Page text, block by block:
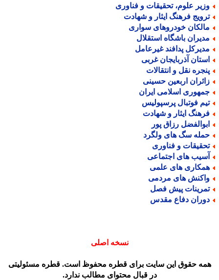
علوم، تحقیقات و فناوری
فرهنگ ایثار و شهادت
خودروهای سواری
باشگاه استقلال
پدافند غیرعامل
آذربایجان غربی
نقل و انتقالات
اربعین حسینی
اسلامی ایران
فوتبال پرسپولیس
ایثار و شهادت
رزاق پور
سگ های ولگرد
و فناوری
های اجتماعی
های علمی
های مردمی
پیش فصل
دفاع مقدس
نسخه اصلی
حقوق این سایت برای قطره محفوظ است. قطره مسئولیتی
در قبال محتوای مطالب ندارد.